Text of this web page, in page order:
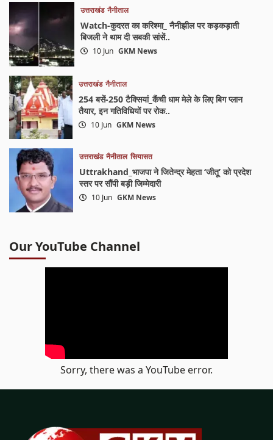
उत्तराखंड नैनीताल
Watch-कुदरत का करिश्मा_ नैनीझील पर कड़कड़ाती
बिजली ने थाम दी सबकी सांसें..
10 Jun GKM News
उत्तराखंड नैनीताल
254 बसें-250 टैक्सियां_कैंची धाम मेले के लिए बिग प्लान
तैयार, इन गतिविधियों पर रोक..
10 Jun GKM News
उत्तराखंड नैनीताल सियासत
Uttrakhand_भाजपा ने जितेन्द्र मेहता ‘जीतू’ को प्रदेश
स्तर पर सौंपी बड़ी जिम्मेदारी
10 Jun GKM News
Our YouTube Channel
Sorry, there was a YouTube error.